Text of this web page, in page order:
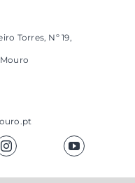
Torres, Nº 19,